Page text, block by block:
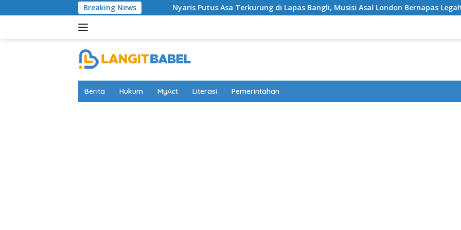
to
Breaking NewsNyaris Putus Asa Terkurung di Lapas Bangli, Musisi Asal London Bernapas Legah Usai
Berita Hukum MyAct Literasi Pemerintahan